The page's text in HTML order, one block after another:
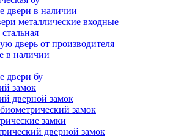
двери в наличии
металлические входные
дверь от производителя
в наличии
двери бу
замок
дверной замок
замок
замки
дверной замок